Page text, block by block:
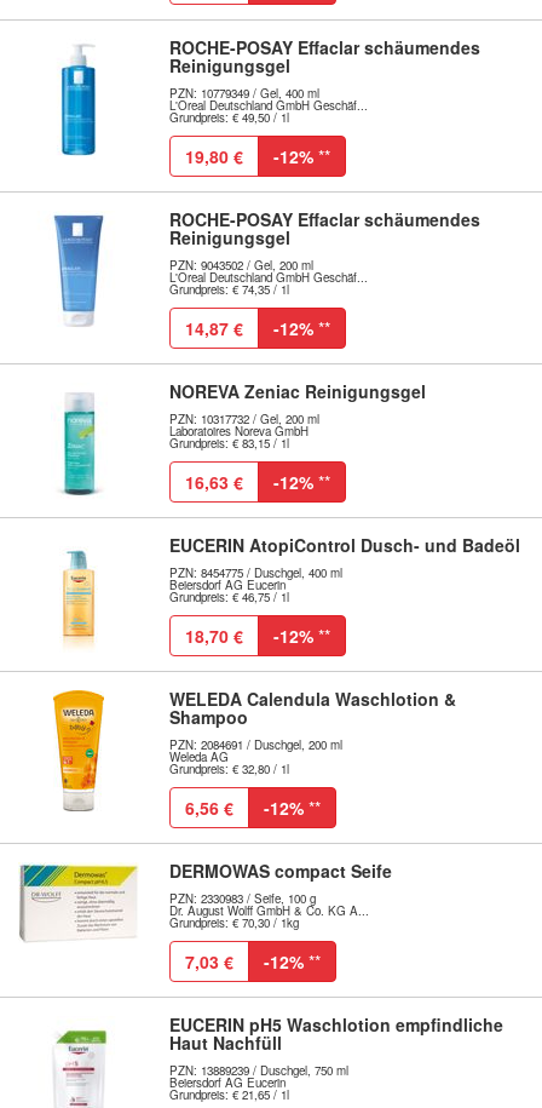
ROCHE-POSAY Effaclar schäumendes
Reinigungsgel
PZN: 10779349 / Gel, 400 ml
L'Oreal Deutschland GmbH Geschäf...
Grundpreis: € 49,50 / 1l
19,80 € -12% **
ROCHE-POSAY Effaclar schäumendes
Reinigungsgel
PZN: 9043502 / Gel, 200 ml
L'Oreal Deutschland GmbH Geschäf...
Grundpreis: € 74,35 / 1l
14,87 € -12% **
NOREVA Zeniac Reinigungsgel
PZN: 10317732 / Gel, 200 ml
Laboratoires Noreva GmbH
Grundpreis: € 83,15 / 1l
16,63 € -12% **
EUCERIN AtopiControl Dusch- und Badeöl
PZN: 8454775 / Duschgel, 400 ml
Beiersdorf AG Eucerin
Grundpreis: € 46,75 / 1l
18,70 € -12% **
WELEDA Calendula Waschlotion &
Shampoo
PZN: 2084691 / Duschgel, 200 ml
Weleda AG
Grundpreis: € 32,80 / 1l
6,56 € -12% **
DERMOWAS compact Seife
PZN: 2330983 / Seife, 100 g
Dr. August Wolff GmbH & Co. KG A...
Grundpreis: € 70,30 / 1kg
7,03 € -12% **
EUCERIN pH5 Waschlotion empfindliche
Haut Nachfüll
PZN: 13889239 / Duschgel, 750 ml
Beiersdorf AG Eucerin
Grundpreis: € 21,65 / 1l